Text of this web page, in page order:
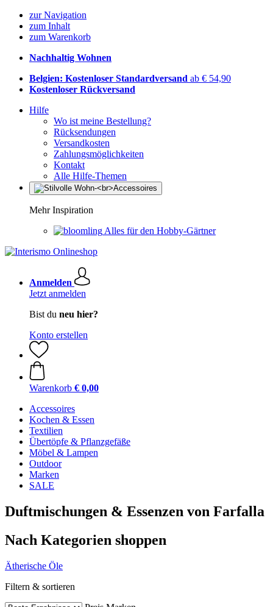
zur Navigation
zum Inhalt
zum Warenkorb
Nachhaltig Wohnen
Belgien: Kostenloser Standardversand ab € 54,90
Kostenloser Rückversand
Hilfe
Wo ist meine Bestellung?
Rücksendungen
Versandkosten
Zahlungsmöglichkeiten
Kontakt
Alle Hilfe-Themen
Mehr Inspiration
Alles für den Hobby-Gärtner
Anmelden
Jetzt anmelden
Bist du neu hier?
Konto erstellen
Warenkorb € 0,00
Accessoires
Kochen & Essen
Textilien
Übertöpfe & Pflanzgefäße
Möbel & Lampen
Outdoor
Marken
SALE
Duftmischungen & Essenzen von Farfalla
Nach Kategorien shoppen
Ätherische Öle
Filtern & sortieren